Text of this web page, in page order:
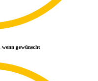
gewünscht